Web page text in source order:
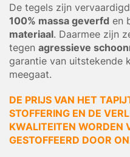
De tegels zijn
100% massa geverfd en
materiaal. Daarmee zijn
tegen agressieve
garantie van uitstekende
meegaat.
DE PRIJS VAN HET
STOFFERING EN DE
KWALITEITEN WORDEN
GESTOFFEERD DOOR